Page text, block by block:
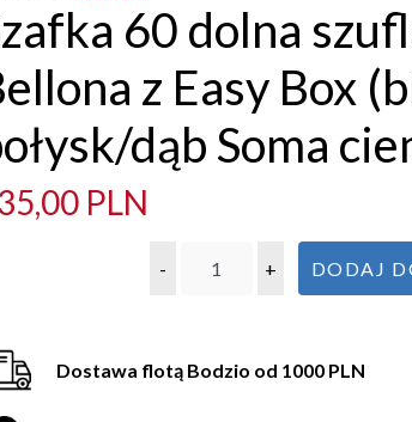
60 dolna
z Easy Box
dąb Soma
PLN
- + DODAJ
Dostawa flotą Bodzio od 1000 PLN